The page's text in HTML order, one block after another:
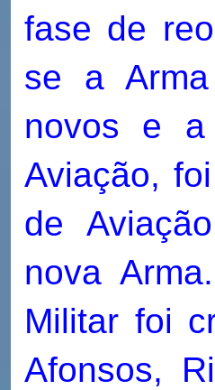
fase de
se a
novos e a
Aviação,
de
nova
Militar foi
Afonsos,